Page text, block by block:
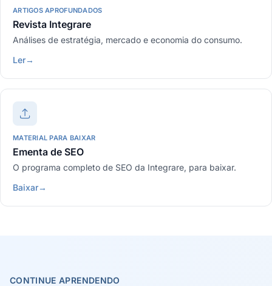
ARTIGOS APROFUNDADOS
Revista Integrare
Análises de estratégia, mercado e economia do consumo.
Ler→
MATERIAL PARA BAIXAR
Ementa de SEO
O programa completo de SEO da Integrare, para baixar.
Baixar→
CONTINUE APRENDENDO